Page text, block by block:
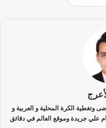
الكرة المحلية و العربية و
علي جريدة وموقع العالم في دقائق